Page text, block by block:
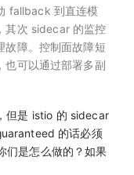
fallback 到直连模
其次 sidecar 的监控
故障。控制面故障短
也可以通过部署多副
但是 istio 的 sidecar
的话必须
们是怎么做的？如果